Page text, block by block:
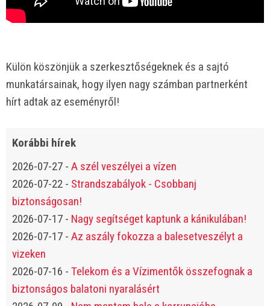
Külön köszönjük a szerkesztőségeknek és a sajtó
munkatársainak, hogy ilyen nagy számban partnerként
hírt adtak az eseményről!
Korábbi hírek
2026-07-27 - A szél veszélyei a vízen
2026-07-22 - Strandszabályok - Csobbanj
biztonságosan!
2026-07-17 - Nagy segítséget kaptunk a kánikulában!
2026-07-17 - Az aszály fokozza a balesetveszélyt a
vizeken
2026-07-16 - Telekom és a Vízimentők összefognak a
biztonságos balatoni nyaralásért